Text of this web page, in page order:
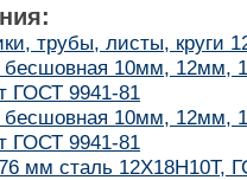
трубы, листы, круги
10мм, 12мм,
ГОСТ 9941-81
бесшовная 10мм, 12мм,
ГОСТ 9941-81
мм сталь 12Х18Н10Т,